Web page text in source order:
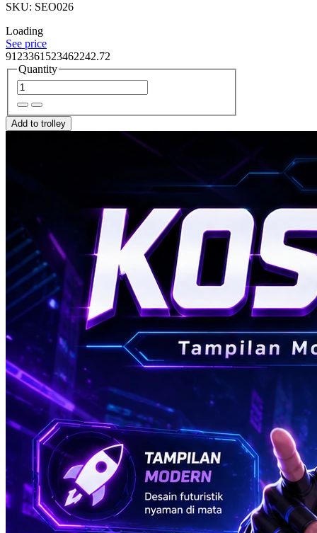
SKU: SEO026
Loading
See price
9123361523462242.72
Quantity
Add to trolley